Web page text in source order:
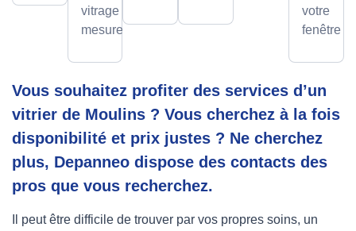
vitrage sur
mesure.
votre
fenêtre
Vous souhaitez profiter des services d’un
vitrier de Moulins ? Vous cherchez à la fois
disponibilité et prix justes ? Ne cherchez
plus, Depanneo dispose des contacts des
pros que vous recherchez.
Il peut être difficile de trouver par vos propres soins, un